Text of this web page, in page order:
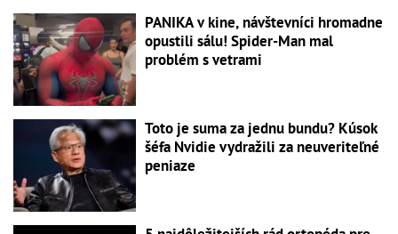
PANIKA v kine, návštevníci hromadne
opustili sálu! Spider-Man mal
problém s vetrami
Toto je suma za jednu bundu? Kúsok
šéfa Nvidie vydražili za neuveriteľné
peniaze